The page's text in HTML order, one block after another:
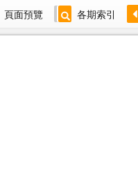
頁面預覽 各期索引